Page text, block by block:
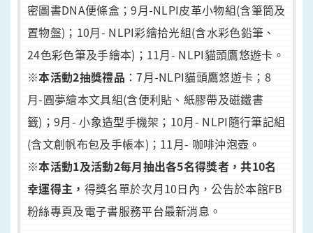
密圖書DNA便條盒；9月-NLPI皮革小物組(含筆筒及
置物盤)；10月- NLPI彩繪拾光組(含水彩色鉛筆、
24色彩色筆及手繪本)；11月- NLPI貓頭鷹悠遊卡。
※本活動2抽獎禮品 ：7月-NLPI貓頭鷹悠遊卡；8
月-圓夢繪本文具組(含便利貼、紙膠帶及磁鐵書
籤)；9月- 小象造型手機架；10月- NLPI隨行筆記組
(含文創帆布包及手帳本)；11月- 咖啡沖泡壺。
※本活動1及活動2每月抽出各5名得獎者，共10名
幸運得主， 得獎名單於次月10日內，公告於本館FB
粉絲專頁及電子書服務平台最新消息。